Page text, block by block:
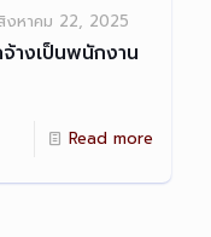
งหาคม 22, 2025
างเป็นพนักงาน
Read more